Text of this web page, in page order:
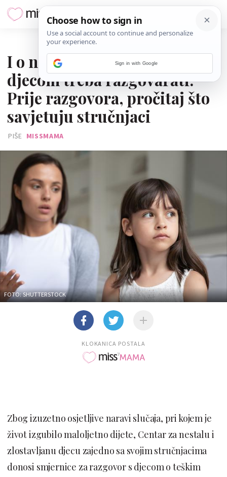
I o najtežim temama s
djecom treba razgovarati.
Prije razgovora, pročitaj što
savjetuju stručnjaci
PIŠE MISSMAMA
FOTO: SHUTTERSTOCK
KLOKANICA POSTALA
Zbog izuzetno osjetljive naravi slučaja, pri kojem je
život izgubilo maloljetno dijete, Centar za nestalu i
zlostavljanu djecu zajedno sa svojim stručnjacima
donosi smjernice za razgovor s djecom o teškim
Sign in with Google